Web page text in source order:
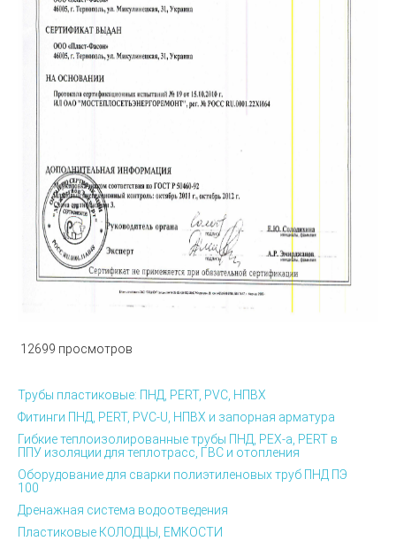
12699 просмотров
Трубы пластиковые: ПНД, PERT, PVC, НПВХ
Фитинги ПНД, PERT, PVC-U, НПВХ и запорная арматура
Гибкие теплоизолированные трубы ПНД, PEX-а, PERT в
ППУ изоляции для теплотрасс, ГВС и отопления
Оборудование для сварки полиэтиленовых труб ПНД ПЭ
100
Дренажная система водоотведения
Пластиковые КОЛОДЦЫ, ЕМКОСТИ